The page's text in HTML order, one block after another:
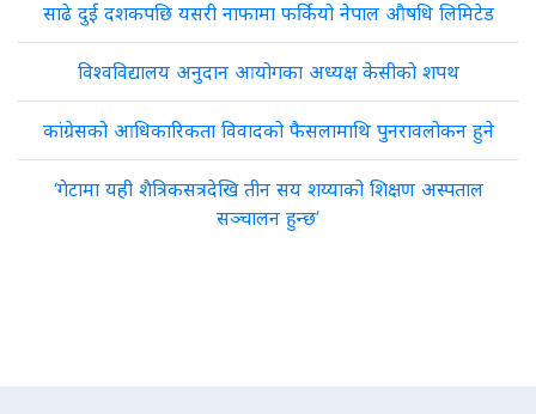
साढे दुई दशकपछि यसरी नाफामा फर्कियो नेपाल औषधि लिमिटेड
विश्वविद्यालय अनुदान आयोगका अध्यक्ष केसीको शपथ
कांग्रेसको आधिकारिकता विवादको फैसलामाथि पुनरावलोकन हुने
‘गेटामा यही शैत्रिकसत्रदेखि तीन सय शय्याको शिक्षण अस्पताल
सञ्चालन हुन्छ’